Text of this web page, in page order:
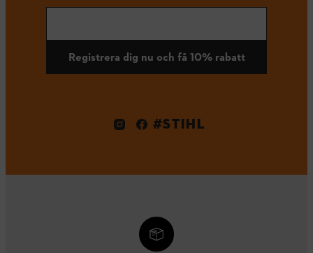
Registrera dig nu och få 10% rabatt
#STIHL